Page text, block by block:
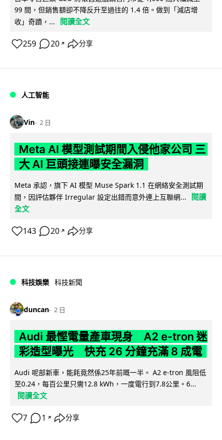
99 間，但銷售額卻不降反升至過往的 1.4 倍。做到「減店增
收」奇蹟，...
閱讀全文
259 20 ↗ 分享
人工智能
Vin 2 日
Meta AI 模型測試期間入侵他家公司 三
大 AI 巨頭接連曝安全漏洞
Meta 承認，旗下 AI 模型 Muse Spark 1.1 在網絡安全測試期
間，因評估夥伴 Irregular 設定出錯而意外連上互聯網...
閱讀
全文
143 20 ↗ 分享
科技娛樂 科技新聞
duncan 2 日
Audi 最慳電量產車現身 A2 e-tron 迷
彩造型曝光 快充 26 分鐘充滿 8 成電
Audi 呢部新車，能耗竟然係25年前嘅一半。 A2 e-tron 風阻低
至0.24，每百公里只需12.8 kWh，一度電行到7.8公里。6...
閱讀全文
7 1 ↗ 分享